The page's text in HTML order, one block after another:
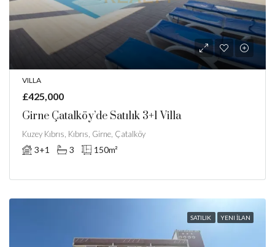
VILLA
£425,000
Girne Çatalköy’de Satılık 3+1 Villa
Kuzey Kıbrıs, Kıbrıs, Girne, Çatalköy
3+1 3 150m²
SATILIK YENI İLAN